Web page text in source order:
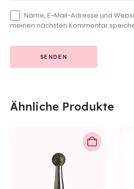
Name, E-Mail-Adresse und
meinen nächsten Kommentar
Ähnliche Produkte